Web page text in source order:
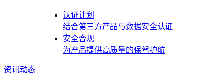
认证计划
结合第三方产品与数据安全认证
安全合规
为产品提供高质量的保驾护航
资讯动态